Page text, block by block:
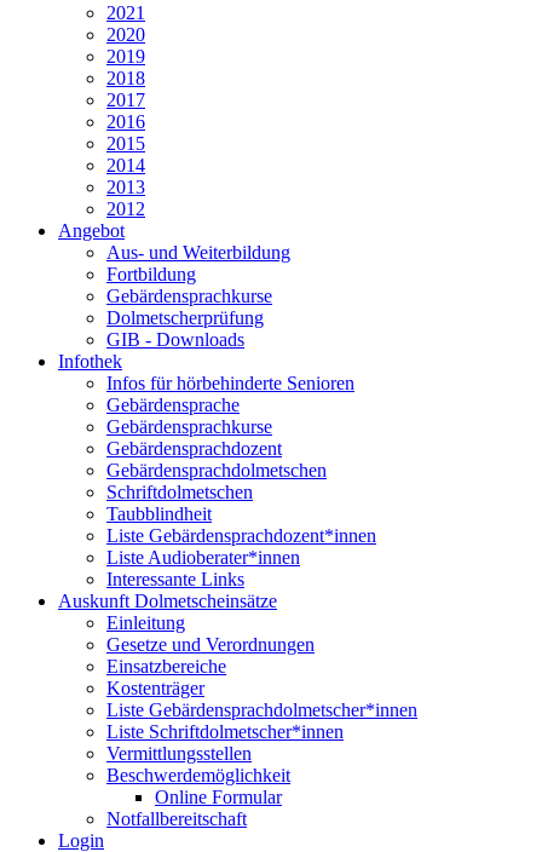
2021
2020
2019
2018
2017
2016
2015
2014
2013
2012
Angebot
Aus- und Weiterbildung
Fortbildung
Gebärdensprachkurse
Dolmetscherprüfung
GIB - Downloads
Infothek
Infos für hörbehinderte Senioren
Gebärdensprache
Gebärdensprachkurse
Gebärdensprachdozent
Gebärdensprachdolmetschen
Schriftdolmetschen
Taubblindheit
Liste Gebärdensprachdozent*innen
Liste Audioberater*innen
Interessante Links
Auskunft Dolmetscheinsätze
Einleitung
Gesetze und Verordnungen
Einsatzbereiche
Kostenträger
Liste Gebärdensprachdolmetscher*innen
Liste Schriftdolmetscher*innen
Vermittlungsstellen
Beschwerdemöglichkeit
Online Formular
Notfallbereitschaft
Login